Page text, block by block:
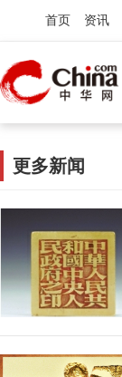
首页 资讯
更多新闻